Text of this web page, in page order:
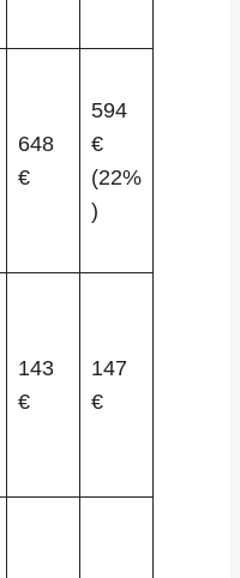
648
€
594
€
(22%
)
143
€
147
€